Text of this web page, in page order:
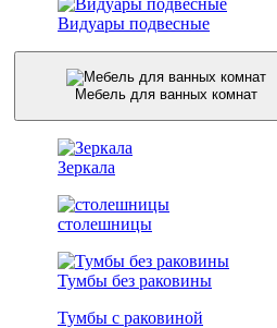
Видуары подвесные
Мебель для ванных комнат
Зеркала
столешницы
Тумбы без раковины
Тумбы с раковиной